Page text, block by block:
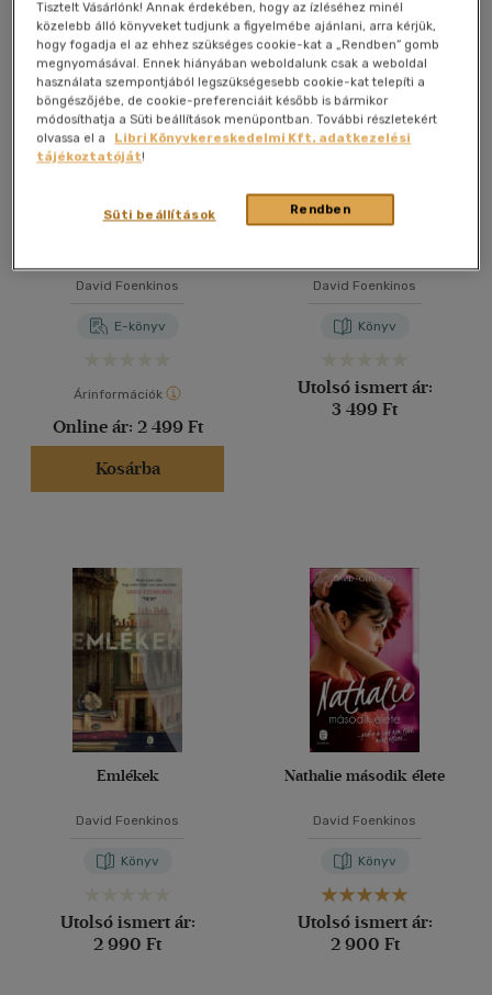
40 db / oldal
Alkalmaz
Összesen6db
David Foenkinos
E-könyv
Árinformációk
Online ár: 2 499 Ft
Kosárba
David Foenkinos
Könyv
Utolsó ismert ár:
3 499 Ft
Emlékek
David Foenkinos
Könyv
Utolsó ismert ár:
2 990 Ft
Nathalie második élete
David Foenkinos
Könyv
Utolsó ismert ár:
2 900 Ft
Tisztelt Vásárlónk! Annak érdekében, hogy az ízléséhez minél
közelebb álló könyveket tudjunk a figyelmébe ajánlani, arra kérjük,
hogy fogadja el az ehhez szükséges cookie-kat a „Rendben” gomb
megnyomásával. Ennek hiányában weboldalunk csak a weboldal
használata szempontjából legszükségesebb cookie-kat telepíti a
böngészőjébe, de cookie-preferenciáit később is bármikor
módosíthatja a Süti beállítások menüpontban. További részletekért
olvassa el a
Libri Könyvkereskedelmi Kft. adatkezelési
tájékoztatóját!
Rendben
Süti beállítások